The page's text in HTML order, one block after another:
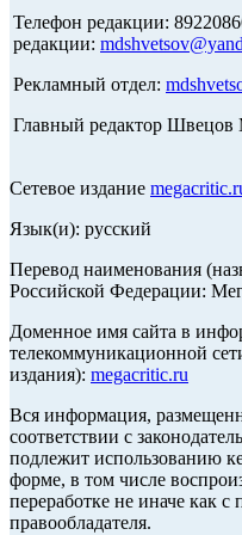
Телефон редакции:
редакции:
Рекламный отдел:
Главный редактор
Сетевое издание
Язык(и): русский
Перевод наименования
Российской Федерации:
Доменное имя сайта в
телекоммуникационной
издания): megacritic.ru
Вся информация,
соответствии с
подлежит использованию
форме, в том числе
переработке не иначе как
правообладателя.